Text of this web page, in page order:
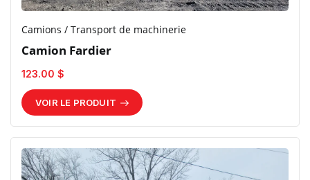
Camions / Transport de machinerie
Camion Fardier
123.00 $
VOIR LE PRODUIT